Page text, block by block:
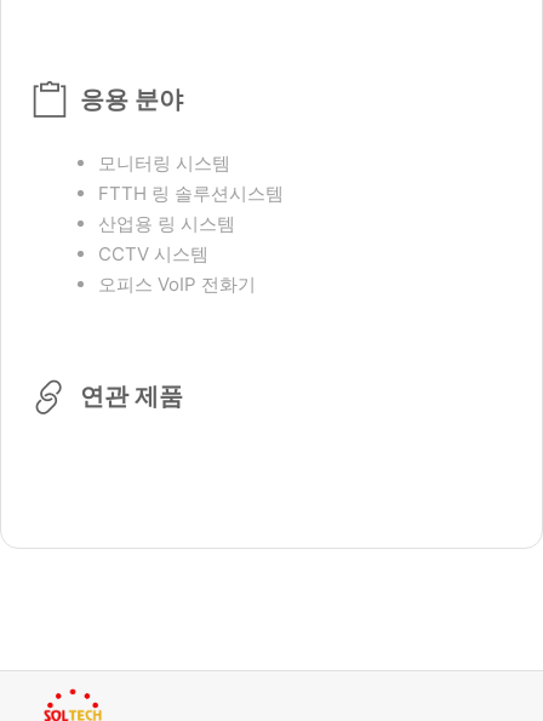
응용 분야
모니터링 시스템
FTTH 링 솔루션시스템
산업용 링 시스템
CCTV 시스템
오피스 VoIP 전화기
연관 제품